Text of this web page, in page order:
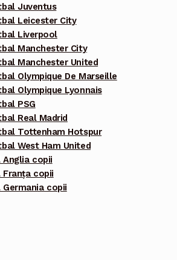
Juventus
Leicester City
Liverpool
Manchester City
Manchester United
Olympique De Marseille
Olympique Lyonnais
PSG
Real Madrid
Tottenham Hotspur
West Ham United
copii
copii
copii